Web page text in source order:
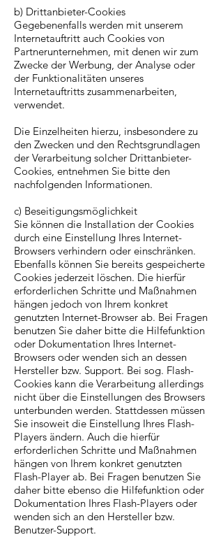
b) Drittanbieter-Cookies
Gegebenenfalls werden mit unserem
Internetauftritt auch Cookies von
Partnerunternehmen, mit denen wir zum
Zwecke der Werbung, der Analyse oder
der Funktionalitäten unseres
Internetauftritts zusammenarbeiten,
verwendet.
Die Einzelheiten hierzu, insbesondere zu
den Zwecken und den Rechtsgrundlagen
der Verarbeitung solcher Drittanbieter-
Cookies, entnehmen Sie bitte den
nachfolgenden Informationen.
c) Beseitigungsmöglichkeit
Sie können die Installation der Cookies
durch eine Einstellung Ihres Internet-
Browsers verhindern oder einschränken.
Ebenfalls können Sie bereits gespeicherte
Cookies jederzeit löschen. Die hierfür
erforderlichen Schritte und Maßnahmen
hängen jedoch von Ihrem konkret
genutzten Internet-Browser ab. Bei Fragen
benutzen Sie daher bitte die Hilfefunktion
oder Dokumentation Ihres Internet-
Browsers oder wenden sich an dessen
Hersteller bzw. Support. Bei sog. Flash-
Cookies kann die Verarbeitung allerdings
nicht über die Einstellungen des Browsers
unterbunden werden. Stattdessen müssen
Sie insoweit die Einstellung Ihres Flash-
Players ändern. Auch die hierfür
erforderlichen Schritte und Maßnahmen
hängen von Ihrem konkret genutzten
Flash-Player ab. Bei Fragen benutzen Sie
daher bitte ebenso die Hilfefunktion oder
Dokumentation Ihres Flash-Players oder
wenden sich an den Hersteller bzw.
Benutzer-Support.